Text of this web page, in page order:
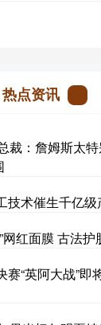
热点资讯
裁：詹姆斯太
技术催生千亿级
红面膜 古法
“英阿大战”即